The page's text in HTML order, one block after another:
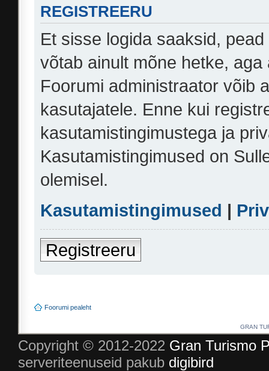
REGISTREERU
Et sisse logida saaksid,
võtab ainult mõne hetke,
Foorumi administraator võib
kasutajatele. Enne kui
kasutamistingimustega ja
Kasutamistingimused on
olemisel.
Kasutamistingimused |
Registreeru
Foorumi pealeht
GRAN
Copyright © 2012-2022 Gran Turismo
serveriteenuseid pakub digibird